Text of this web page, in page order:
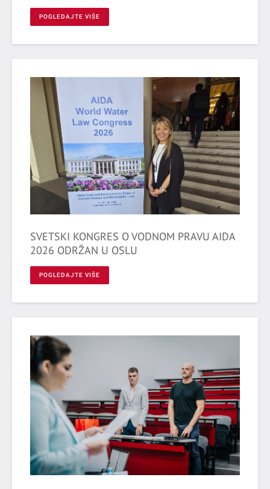
POGLEDAJTE VIŠE
SVETSKI KONGRES O VODNOM PRAVU AIDA
2026 ODRŽAN U OSLU
POGLEDAJTE VIŠE